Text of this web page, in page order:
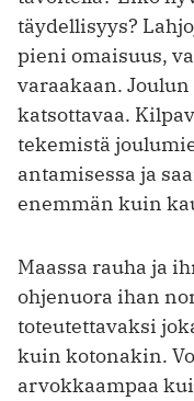
täydellisyys?
pieni omaisuus,
varaakaan.
katsottavaa.
tekemistä
antamisessa ja
enemmän kuin
Maassa rauha ja
ohjenuora ihan
toteutettavaksi
kuin kotonakin.
arvokkaampaa